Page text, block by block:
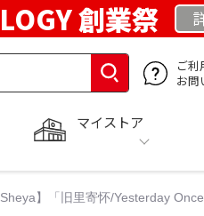
創業祭
ご利
お問
マイストア
】「旧里寄怀/Yesterday